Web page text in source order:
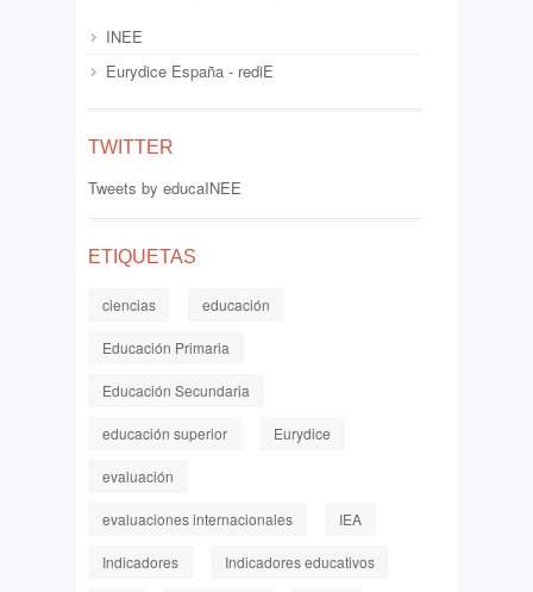
INEE
Eurydice España - rediE
TWITTER
Tweets by educaINEE
ETIQUETAS
ciencias educación
Educación Primaria
Educación Secundaria
educación superior Eurydice
evaluación
evaluaciones internacionales IEA
Indicadores Indicadores educativos